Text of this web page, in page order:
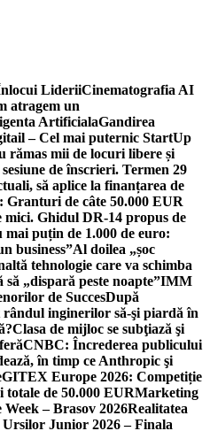
LideriiCinematografia AI
atragem un
ArtificialaGandirea
– Cel mai puternic StartUp
rămas mii de locuri libere și
de înscrieri. Termen 29
să aplice la finanțarea de
Granturi de câte 50.000 EUR
Ghidul DR-14 propus de
mai puțin de 1.000 de euro:
business”Al doilea „șoc
tehnologie care va schimba
„dispară peste noapte”IMM
de SuccesDupă
inginerilor să-şi piardă în
Clasa de mijloc se subţiază şi
CNBC: Încrederea publicului
în timp ce Anthropic şi
GITEX Europe 2026: Competiție
de 50.000 EURMarketing
– Brasov 2026Realitatea
Junior 2026 – Finala